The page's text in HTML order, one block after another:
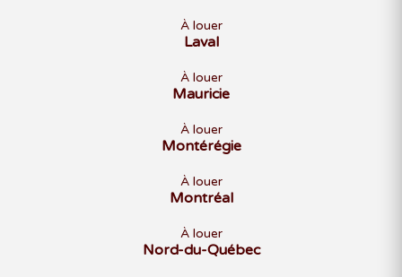
À louer
Laval
À louer
Mauricie
À louer
Montérégie
À louer
Montréal
À louer
Nord-du-Québec